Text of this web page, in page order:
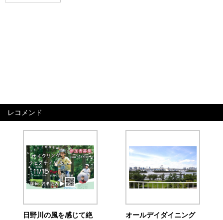
レコメンド
日野川の風を感じて絶
オールデイダイニング